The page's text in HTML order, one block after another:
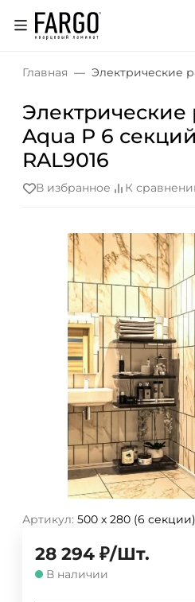
Главная Электрические
Электрические
Aqua P 6
RAL9016
В избранное К
Артикул: 500 х 280 (6
28 294 ₽/Шт.
В наличии